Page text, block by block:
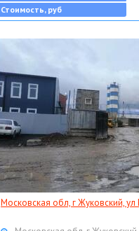
Стоимость, руб
Московская обл, г Жуковский,